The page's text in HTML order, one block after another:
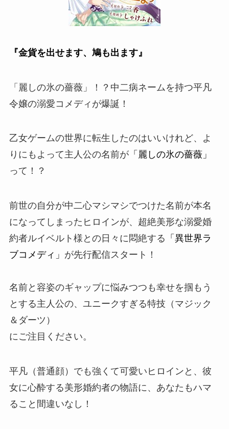
『金貨を出せます、鳩も出ます』
「麗しの氷の薔薇」！？中二病ネームを持つ平凡
令嬢の溺愛コメディが爆誕！
乙女ゲームの世界に転生したのはいいけれど、よ
りにもよって主人公の名前が「麗しの氷の薔薇」
って！？
前世の自分が中二心マシマシでつけた名前が本名
になってしまったヒロインが、超絶美形な溺愛婚
約者ルイベルト様との日々に悶絶する 「異世界ラ
ブコメディ」 が先行配信スタート ！
名前と容姿のギャップに悩みつつも幸せを掴もう
とする主人公の、ユニークすぎる特技（マジック
＆ダーツ）
にご注目ください。
平凡（普通顔）でも強くて可愛いヒロインと、彼
女に心酔する美形婚約者の物語に、あなたもハマ
ること間違いなし！